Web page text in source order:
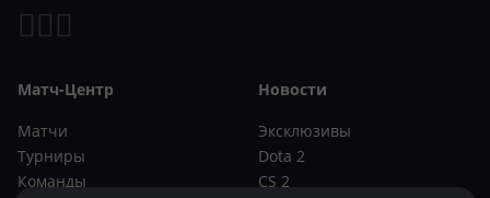
Матч-Центр
Матчи
Турниры
Команды
Новости
Эксклюзивы
Dota 2
CS 2